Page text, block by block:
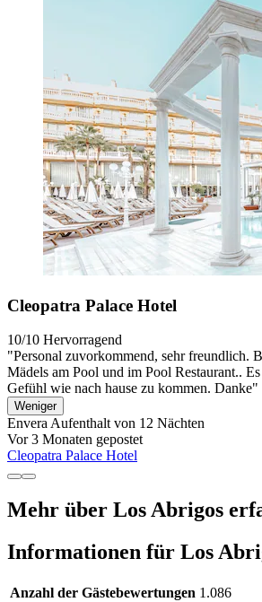
Cleopatra Palace Hotel
10/10 Hervorragend
"Personal zuvorkommend, sehr freundlich.
Mädels am Pool und im Pool Restaurant..
Gefühl wie nach hause zu kommen. Danke"
Weniger
EnveraAufenthalt von 12 Nächten
Vor 3 Monaten gepostet
Cleopatra Palace Hotel
Mehr über Los Abrigos
Informationen für Los
Anzahl der Gästebewertungen 1.086